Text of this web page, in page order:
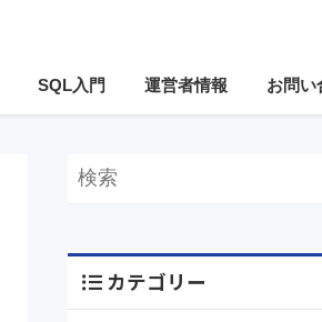
SQL入門 運営者情報 お問い
カテゴリー